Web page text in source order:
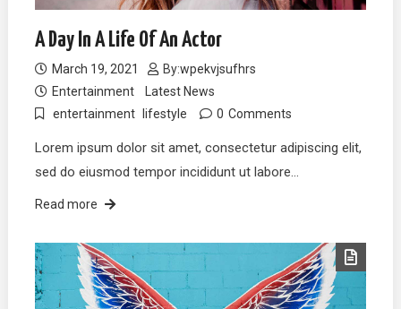
A Day In A Life Of An Actor
March 19, 2021 By:wpekvjsufhrs
Entertainment
Latest News
entertainment
lifestyle 0 Comments
Lorem ipsum dolor sit amet, consectetur adipiscing elit,
sed do eiusmod tempor incididunt ut labore…
Read more